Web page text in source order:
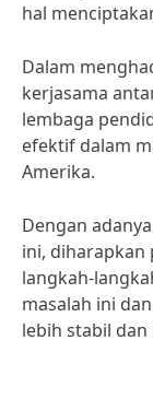
hal
Dalam
kerjasama
lembaga
efektif dalam
Amerika.
Dengan
ini, diharapkan
langkah-
masalah ini
lebih stabil